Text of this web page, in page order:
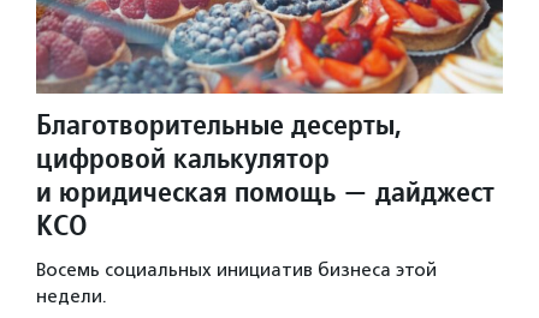
Благотворительные десерты,
цифровой калькулятор
и юридическая помощь — дайджест
КСО
Восемь социальных инициатив бизнеса этой
недели.